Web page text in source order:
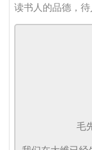
读书人的品德，待
毛